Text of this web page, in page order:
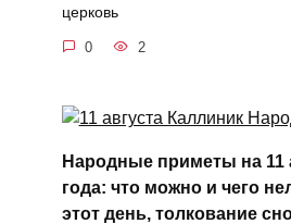
церковь
0 2
Народные приметы на 11
года: что можно и чего
этот день, толкование